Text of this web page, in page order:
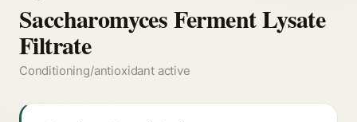
Saccharomyces Ferment Lysate
Filtrate
Conditioning/antioxidant active